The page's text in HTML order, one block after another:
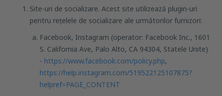
Site-uri de socializare. Acest site utilizează plugin-uri
pentru rețelele de socializare ale următorilor furnizori:
Facebook, Instagram (operator: Facebook Inc., 1601
S. California Ave, Palo Alto, CA 94304, Statele Unite)
- https://www.facebook.com/policy.php,
https://help.instagram.com/519522125107875?
helpref=PAGE_CONTENT